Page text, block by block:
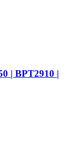
| BPT2910 |